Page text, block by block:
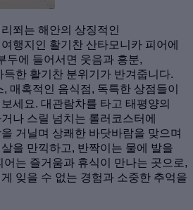
쬐는 해안의 상징적인
행지인 활기찬 산타모니카 피어에
두에 들어서면 웃음과 흥분,
한 활기찬 분위기가 반겨줍니다.
매혹적인 음식점, 독특한 상점들이
세요. 대관람차를 타고 태평양의
나 스릴 넘치는 롤러코스터에
거닐며 상쾌한 바닷바람을 맞으며
을 만끽하고, 반짝이는 물에 발을
어는 즐거움과 휴식이 만나는 곳으로,
잊을 수 없는 경험과 소중한 추억을